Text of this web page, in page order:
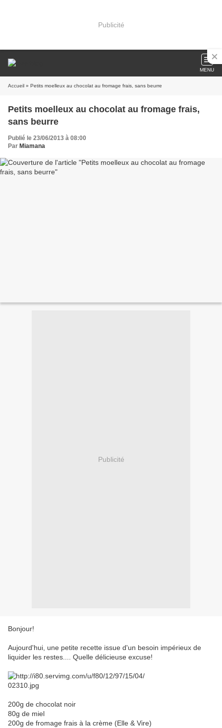
Publicité
MENU
Accueil » Petits moelleux au chocolat au fromage frais, sans beurre
Petits moelleux au chocolat au fromage frais,
sans beurre
Publié le 23/06/2013 à 08:00
Par Miamana
Publicité
Bonjour!
Aujourd'hui, une petite recette issue d'un besoin impérieux de
liquider les restes.... Quelle délicieuse excuse!
200g de chocolat noir
80g de miel
200g de fromage frais à la crème (Elle & Vire)